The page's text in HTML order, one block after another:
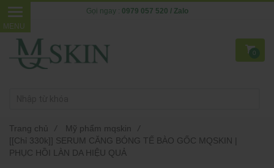
Trang chủ / Mỹ phẩm mqskin
/
[[Chỉ 330k]] SERUM CĂNG BÓNG TẾ BÀO GỐC MQSKIN |
PHỤC HỒI LÀN DA HIỆU QUẢ
Gọi ngay : 0979 057 520 / Zalo
0